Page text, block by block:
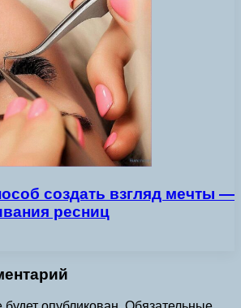
создать взгляд мечты —
ресниц